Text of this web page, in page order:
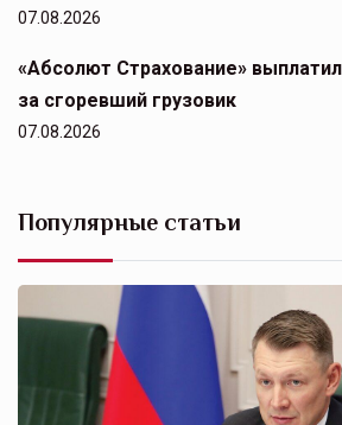
07.08.2026
«Абсолют Страхование»
за сгоревший грузовик
07.08.2026
Популярные статьи